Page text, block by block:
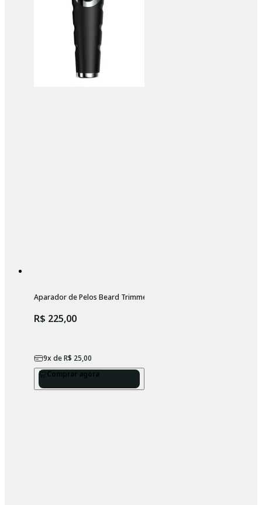
Aparador de Pelos Beard Trimmer Wahl
R$ 225,00
9x deR$ 25,00
Comprar agora